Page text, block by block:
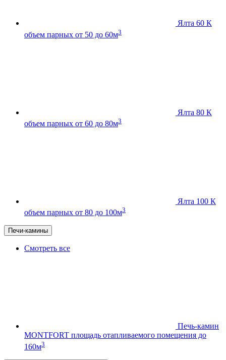
Ялта 60 К
объем парных от 50 до 60м3
Ялта 80 К
объем парных от 60 до 80м3
Ялта 100 К
объем парных от 80 до 100м3
Печи-камины
Смотреть все
Печь-камин
MONTFORT площадь отапливаемого помещения до
160м3